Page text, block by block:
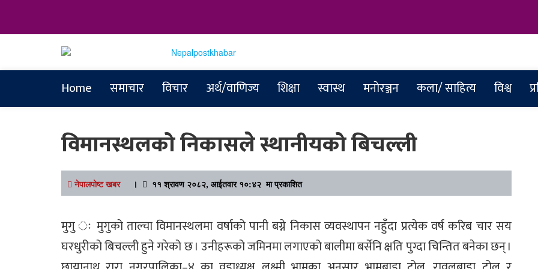
Nepalpostkhabar
Home समाचार विचार अर्थ/वाणिज्य शिक्षा स्वास्थ मनाेरञ्जन कला/ साहित्य विश्व
विमानस्थलको निकासले स्थानीयको बिचल्ली
नेपालपोष्ट खबर। ११ श्रावण २०८२, आईतवार १०:४२ मा प्रकाशित
मुगु ः मुगुको ताल्चा विमानस्थलमा वर्षाको पानी बग्ने निकास व्यवस्थापन नहुँदा प्रत्येक वर्ष करिब चार सय
घरधुरीको बिचल्ली हुने गरेको छ । उनीहरूको जमिनमा लगाएको बालीमा बर्सेनि क्षति पुग्दा चिन्तित बनेका छन् ।